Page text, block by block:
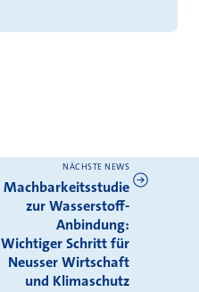
NÄCHSTE NEWS
Machbarkeitsstudie
zur Wasserstoff-
Anbindung:
Wichtiger Schritt für
Neusser Wirtschaft
und Klimaschutz